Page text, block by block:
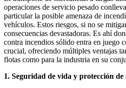
operaciones de servicio pesado
particular la posible amenaza de
vehículos. Estos riesgos, si no se
consecuencias devastadoras. Es ahí
contra incendios sólido entra en juego
crucial, ofreciendo múltiples ventajas
flotas como para la industria en su
1. Seguridad de vida y protección de